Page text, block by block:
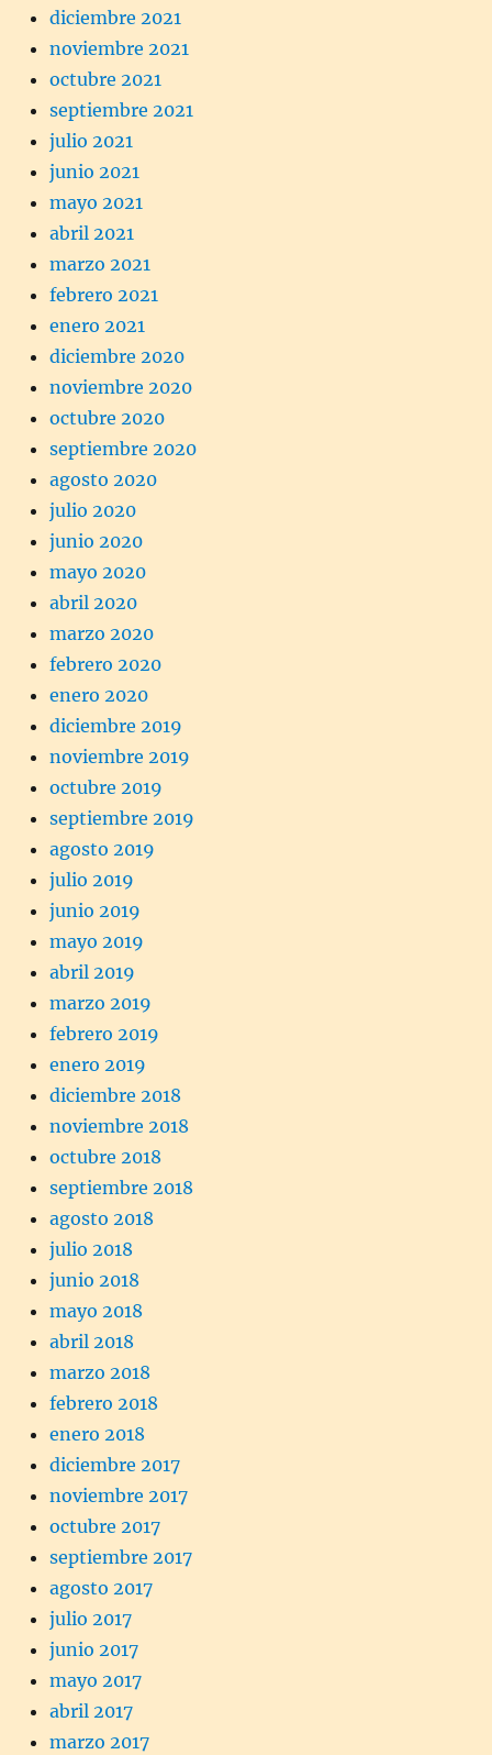
diciembre 2021
noviembre 2021
octubre 2021
septiembre 2021
julio 2021
junio 2021
mayo 2021
abril 2021
marzo 2021
febrero 2021
enero 2021
diciembre 2020
noviembre 2020
octubre 2020
septiembre 2020
agosto 2020
julio 2020
junio 2020
mayo 2020
abril 2020
marzo 2020
febrero 2020
enero 2020
diciembre 2019
noviembre 2019
octubre 2019
septiembre 2019
agosto 2019
julio 2019
junio 2019
mayo 2019
abril 2019
marzo 2019
febrero 2019
enero 2019
diciembre 2018
noviembre 2018
octubre 2018
septiembre 2018
agosto 2018
julio 2018
junio 2018
mayo 2018
abril 2018
marzo 2018
febrero 2018
enero 2018
diciembre 2017
noviembre 2017
octubre 2017
septiembre 2017
agosto 2017
julio 2017
junio 2017
mayo 2017
abril 2017
marzo 2017